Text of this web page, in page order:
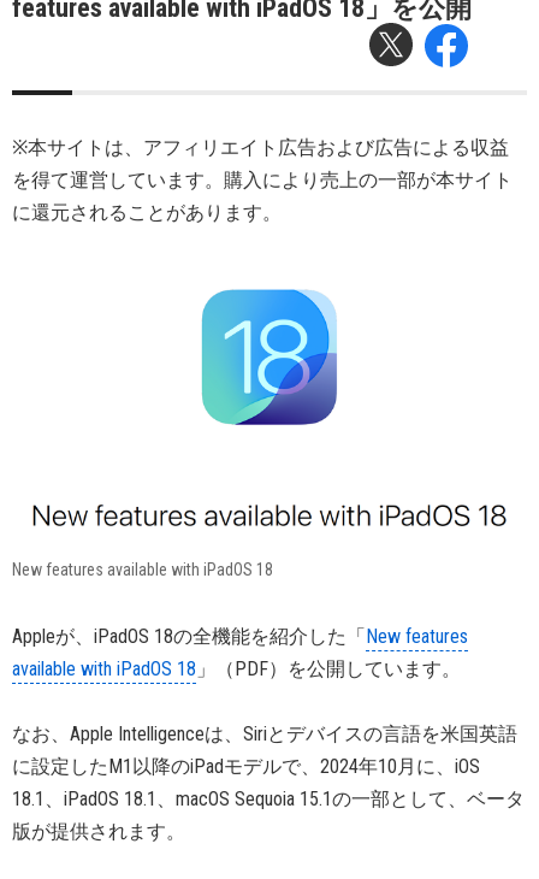
features available with iPadOS 18」を公開
※本サイトは、アフィリエイト広告および広告による収益
を得て運営しています。購入により売上の一部が本サイト
に還元されることがあります。
New features available with iPadOS 18
Appleが、iPadOS 18の全機能を紹介した「 New features
available with iPadOS 18 」（PDF）を公開しています。
なお、Apple Intelligenceは、Siriとデバイスの言語を米国英語
に設定したM1以降のiPadモデルで、2024年10月に、iOS
18.1、iPadOS 18.1、macOS Sequoia 15.1の一部として、ベータ
版が提供されます。